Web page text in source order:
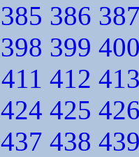
385 386
398 399
411 412
424 425
437 438